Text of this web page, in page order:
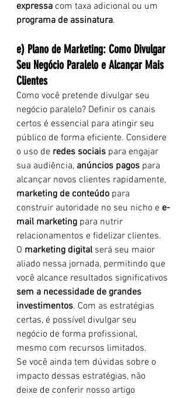
expressa com taxa adicional ou um
programa de assinatura.
e) Plano de Marketing: Como Divulgar
Seu Negócio Paralelo e Alcançar Mais
Clientes
Como você pretende divulgar seu
negócio paralelo? Definir os canais
certos é essencial para atingir seu
público de forma eficiente. Considere
o uso de redes sociais para engajar
sua audiência, anúncios pagos para
alcançar novos clientes rapidamente,
marketing de conteúdo para
construir autoridade no seu nicho e e-
mail marketing para nutrir
relacionamentos e fidelizar clientes.
O marketing digital será seu maior
aliado nessa jornada, permitindo que
você alcance resultados significativos
sem a necessidade de grandes
investimentos. Com as estratégias
certas, é possível divulgar seu
negócio de forma profissional,
mesmo com recursos limitados.
Se você ainda tem dúvidas sobre o
impacto dessas estratégias, não
deixe de conferir nosso artigo